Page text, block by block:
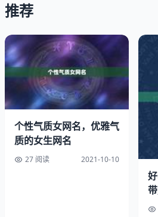
金鱼草、接骨木、蒿、雏菊、白菊
据说都是可以驱避的植物，同时还
推荐
个性气质女网名，优雅气
质的女生网名
27 阅读 2021-10-10